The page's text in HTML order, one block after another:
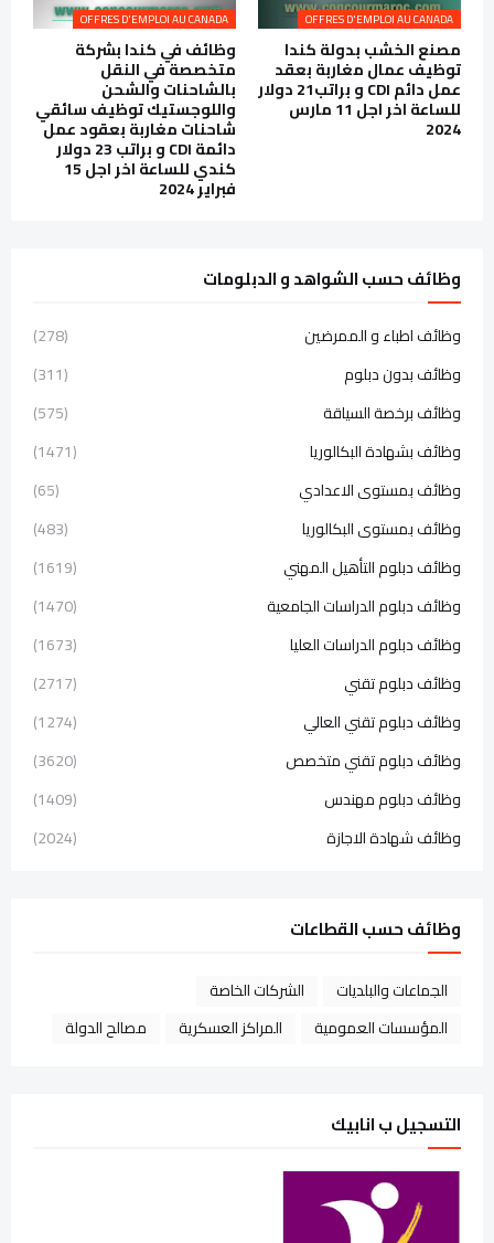
OFFRES D'EMPLOI AU CANADA
مصنع الخشب بدولة كندا
توظيف عمال مغاربة بعقد
عمل دائم CDI و براتب21 دولار
للساعة اخر اجل 11 مارس
2024
OFFRES D'EMPLOI AU CANADA
وظائف في كندا بشركة
متخصصة في النقل
بالشاحنات والشحن
واللوجستيك توظيف سائقي
شاحنات مغاربة بعقود عمل
دائمة CDI و براتب 23 دولار
كندي للساعة اخر اجل 15
فبراير 2024
وظائف حسب الشواهد و الدبلومات
وظائف اطباء و الممرضين
(278)
وظائف بدون دبلوم
(311)
وظائف برخصة السياقة
(575)
وظائف بشهادة البكالوريا
(1471)
وظائف بمستوى الاعدادي
(65)
وظائف بمستوى البكالوريا
(483)
وظائف دبلوم التأهيل المهني
(1619)
وظائف دبلوم الدراسات الجامعية
(1470)
وظائف دبلوم الدراسات العليا
(1673)
وظائف دبلوم تقني
(2717)
وظائف دبلوم تقني العالي
(1274)
وظائف دبلوم تقني متخصص
(3620)
وظائف دبلوم مهندس
(1409)
وظائف شهادة الاجازة
(2024)
وظائف حسب القطاعات
الجماعات والبلديات
الشركات الخاصة
المؤسسات العمومية
المراكز العسكرية مصالح الدولة
التسجيل ب انابيك